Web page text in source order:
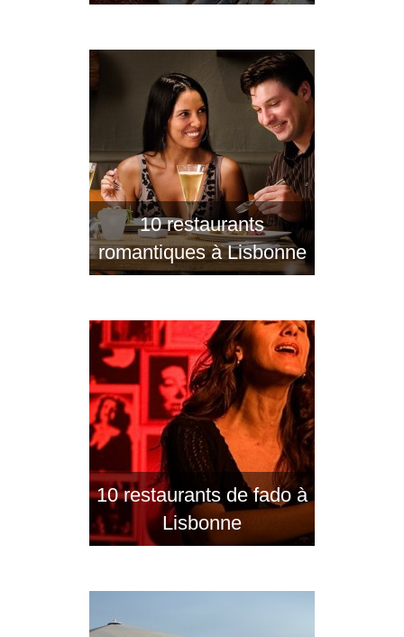
10 restaurants
romantiques à Lisbonne
10 restaurants de fado à
Lisbonne